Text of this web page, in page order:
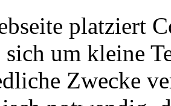
platziert
sich um kleine
Zwecke